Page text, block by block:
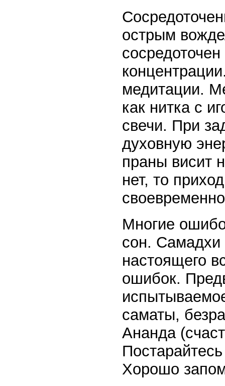
острым
медитации.
как нитка с
свечи. При
духовную
праны висит
нет, то
Многие
сон. Самадхи
настоящего
ошибок.
саматы,
Ананда
Хорошо